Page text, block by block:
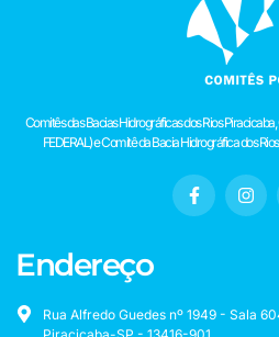
Comitês das Bacias Hidrográficas dos Rios
FEDERAL) e Comitê da Bacia Hidrográfica dos
Endereço
Rua Alfredo Guedes nº 1949 - Sala